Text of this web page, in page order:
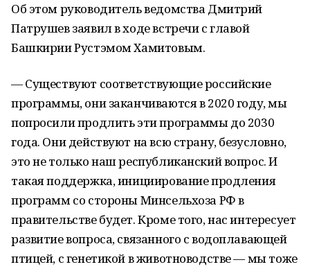
Об этом руководитель ведомства Дмитрий
Патрушев заявил в ходе встречи с главой
Башкирии Рустэмом Хамитовым.
— Существуют соответствующие российские
программы, они заканчиваются в 2020 году, мы
попросили продлить эти программы до 2030
года. Они действуют на всю страну, безусловно,
это не только наш республиканский вопрос. И
такая поддержка, инициирование продления
программ со стороны Минсельхоза РФ в
правительстве будет. Кроме того, нас интересует
развитие вопроса, связанного с водоплавающей
птицей, с генетикой в животноводстве — мы тоже